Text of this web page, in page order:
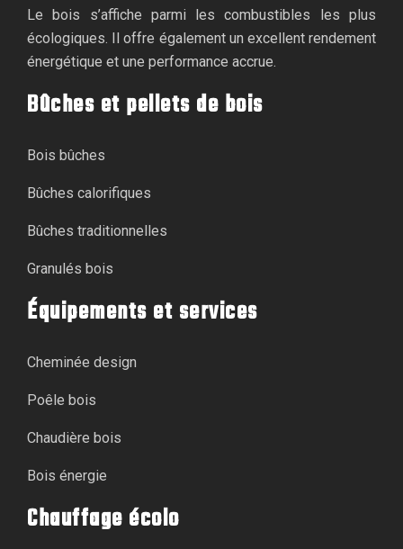
Le bois s’affiche parmi les combustibles les plus
écologiques. Il offre également un excellent rendement
énergétique et une performance accrue.
Bûches et pellets de bois
Bois bûches
Bûches calorifiques
Bûches traditionnelles
Granulés bois
Équipements et services
Cheminée design
Poêle bois
Chaudière bois
Bois énergie
Chauffage écolo